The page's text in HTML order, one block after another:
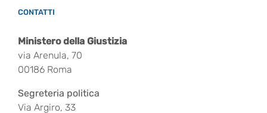
CONTATTI
Ministero della Giustizia
via Arenula, 70
00186 Roma
Segreteria politica
Via Argiro, 33